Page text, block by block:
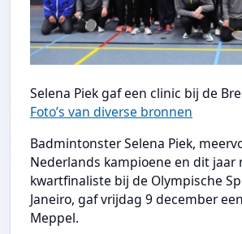
Selena Piek gaf een clinic bij de
Foto’s van diverse bronnen
Badmintonster Selena Piek,
Nederlands kampioene en dit jaar
kwartfinaliste bij de Olympische
Janeiro, gaf vrijdag 9 december
Meppel.